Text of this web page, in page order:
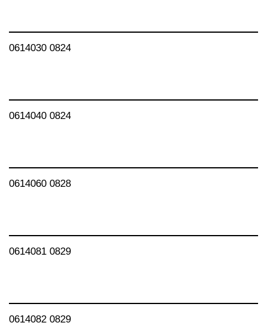
0614030 0824
0614040 0824
0614060 0828
0614081 0829
0614082 0829